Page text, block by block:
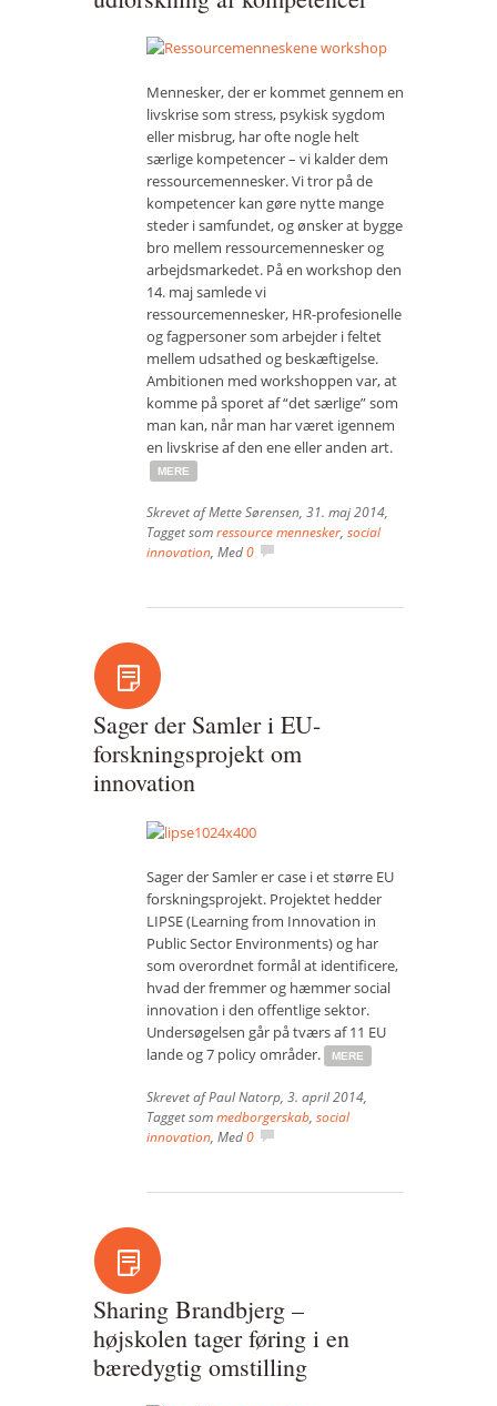
Mennesker, der er kommet gennem en
livskrise som stress, psykisk sygdom
eller misbrug, har ofte nogle helt
særlige kompetencer – vi kalder dem
ressourcemennesker. Vi tror på de
kompetencer kan gøre nytte mange
steder i samfundet, og ønsker at bygge
bro mellem ressourcemennesker og
arbejdsmarkedet. På en workshop den
14. maj samlede vi
ressourcemennesker, HR-profesionelle
og fagpersoner som arbejder i feltet
mellem udsathed og beskæftigelse.
Ambitionen med workshoppen var, at
komme på sporet af “det særlige” som
man kan, når man har været igennem
en livskrise af den ene eller anden art.
MERE
Skrevet afMette Sørensen, 31. maj 2014,
Tagget somressource mennesker, social
innovation, Med0
Sager der Samler i EU-
forskningsprojekt om
innovation
Sager der Samler er case i et større EU
forskningsprojekt. Projektet hedder
LIPSE (Learning from Innovation in
Public Sector Environments) og har
som overordnet formål at identificere,
hvad der fremmer og hæmmer social
innovation i den offentlige sektor.
Undersøgelsen går på tværs af 11 EU
lande og 7 policy områder.
MERE
Skrevet afPaul Natorp, 3. april 2014,
Tagget sommedborgerskab, social
innovation, Med0
Sharing Brandbjerg –
højskolen tager føring i en
bæredygtig omstilling